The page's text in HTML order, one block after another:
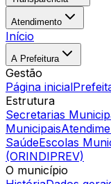
Atendimento
Início
A Prefeitura
Gestão
Página inicial
Estrutura
Secretarias
Municipais
SaúdeEscolas
(ORINDIPREV)
O município